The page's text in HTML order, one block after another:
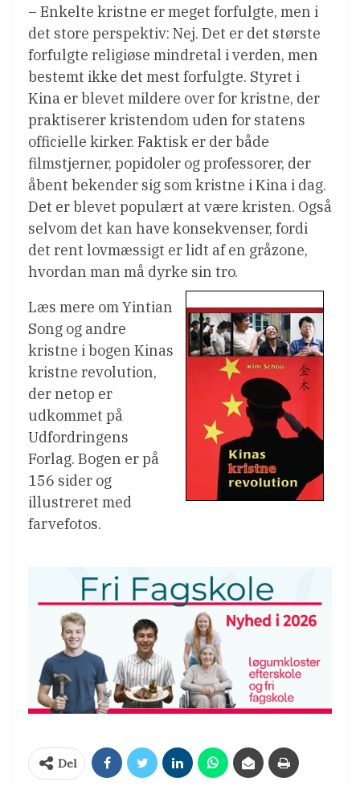
– Enkelte kristne er meget forfulgte, men i
det store perspektiv: Nej. Det er det største
forfulgte religiøse mindretal i verden, men
bestemt ikke det mest forfulgte. Styret i
Kina er blevet mildere over for kristne, der
praktiserer kristendom uden for statens
officielle kirker. Faktisk er der både
filmstjerner, popidoler og professorer, der
åbent bekender sig som kristne i Kina i dag.
Det er blevet populært at være kristen. Også
selvom det kan have konsekvenser, fordi
det rent lovmæssigt er lidt af en gråzone,
hvordan man må dyrke sin tro.
Læs mere om Yintian
Song og andre
kristne i bogen Kinas
kristne revolution,
der netop er
udkommet på
Udfordringens
Forlag. Bogen er på
156 sider og
illustreret med
farvefotos.
Del